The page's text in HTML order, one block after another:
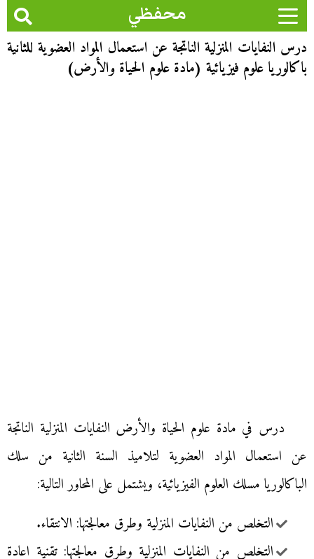
محفظي
درس النفايات المنزلية الناتجة عن استعمال المواد العضوية للثانية
باكالوريا علوم فيزيائية (مادة علوم الحياة والأرض)
درس في مادة علوم الحياة والأرض النفايات المنزلية الناتجة
عن استعمال المواد العضوية لتلاميذ السنة الثانية من سلك
الباكالوريا مسلك العلوم الفيزيائية، ويشتمل على المحاور التالية:
التخلص من النفايات المنزلية وطرق معالجتها: الانتقاء.
التخلص من النفايات المنزلية وطرق معالجتها: تقنية اعادة